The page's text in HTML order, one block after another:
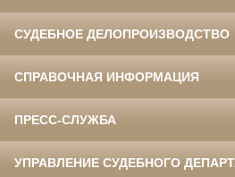
СУДЕБНОЕ ДЕЛОПРОИЗВОДСТВО
СПРАВОЧНАЯ ИНФОРМАЦИЯ
ПРЕСС-СЛУЖБА
УПРАВЛЕНИЕ СУДЕБНОГО